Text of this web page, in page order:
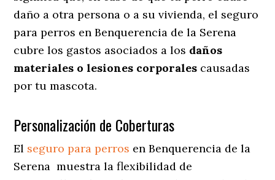
daño a otra persona o a su vivienda, el seguro
para perros en Benquerencia de la Serena
cubre los gastos asociados a los daños
materiales o lesiones corporales causadas
por tu mascota.
Personalización de Coberturas
El seguro para perros en Benquerencia de la
Serena muestra la flexibilidad de